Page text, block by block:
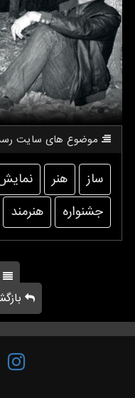
موضوع های سایت
ساز هنر
جشنواره
هنرمند